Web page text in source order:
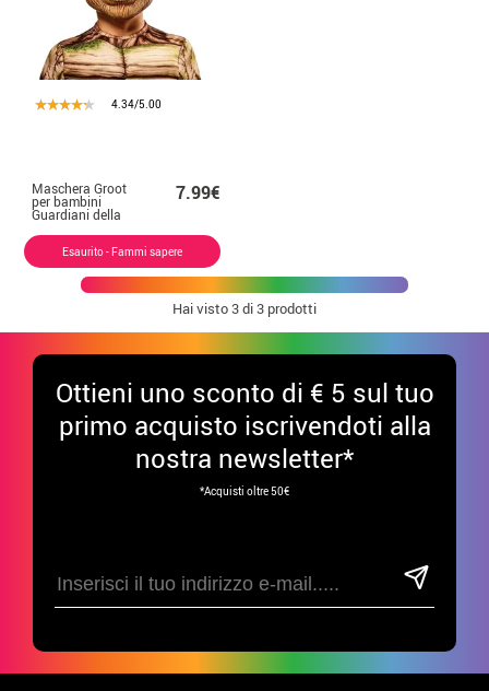
4.34/5.00
Maschera Groot
per bambini
Guardiani della
7.99€
Esaurito - Fammi sapere
Hai visto3di 3 prodotti
Ottieni uno sconto di € 5 sul tuo
primo acquisto iscrivendoti alla
nostra newsletter*
*Acquisti oltre 50€